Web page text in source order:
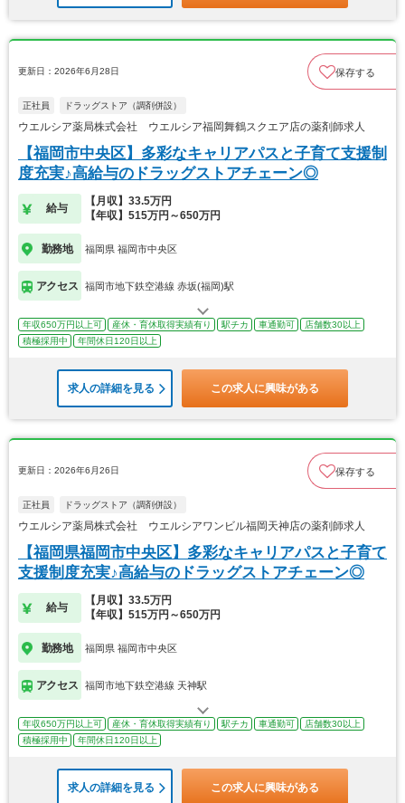
更新日：2026年6月28日 保存する
正社員 ドラッグストア（調剤併設）
ウエルシア薬局株式会社 ウエルシア福岡舞鶴スクエア店の薬剤師求人
【福岡市中央区】多彩なキャリアパスと子育て支援制
度充実♪高給与のドラッグストアチェーン◎
給与
【月収】33.5万円
【年収】515万円～650万円
勤務地 福岡県 福岡市中央区
アクセス 福岡市地下鉄空港線 赤坂(福岡)駅
年収650万円以上可 産休・育休取得実績有り 駅チカ 車通勤可
店舗数30以上
積極採用中
年間休日120日以上
求人の詳細を見る この求人に興味がある
更新日：2026年6月26日 保存する
正社員 ドラッグストア（調剤併設）
ウエルシア薬局株式会社 ウエルシアワンビル福岡天神店の薬剤師求人
【福岡県福岡市中央区】多彩なキャリアパスと子育て
支援制度充実♪高給与のドラッグストアチェーン◎
給与
【月収】33.5万円
【年収】515万円～650万円
勤務地 福岡県 福岡市中央区
アクセス 福岡市地下鉄空港線 天神駅
年収650万円以上可 産休・育休取得実績有り 駅チカ 車通勤可
店舗数30以上
積極採用中
年間休日120日以上
求人の詳細を見る この求人に興味がある